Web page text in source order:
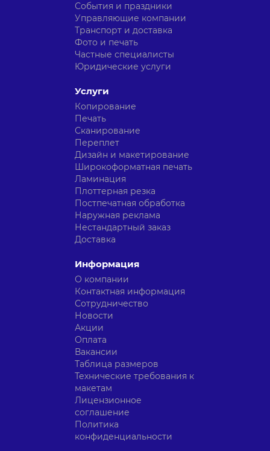
События и праздники
Управляющие компании
Транспорт и доставка
Фото и печать
Частные специалисты
Юридические услуги
Услуги
Копирование
Печать
Сканирование
Переплет
Дизайн и макетирование
Широкоформатная печать
Ламинация
Плоттерная резка
Постпечатная обработка
Наружная реклама
Нестандартный заказ
Доставка
Информация
О компании
Контактная информация
Сотрудничество
Новости
Акции
Оплата
Вакансии
Таблица размеров
Технические требования к
макетам
Лицензионное
соглашение
Политика
конфиденциальности